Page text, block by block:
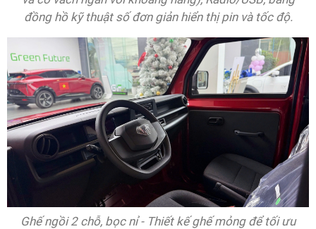
đồng hồ kỹ thuật số đơn giản hiển thị pin và tốc độ.
Ghế ngồi 2 chỗ, bọc nỉ - Thiết kế ghế mỏng để tối ưu